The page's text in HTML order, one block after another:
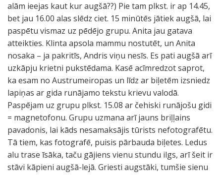
alām ieejas kaut kur augšā??) Pie tam plkst. ir ap 14.45,
bet jau 16.00 alas slēdz ciet. 15 minūtēs jātiek augšā, lai
paspētu vismaz uz pēdējo grupu. Anita jau gatava
atteikties. Klinta apsola mammu nostutēt, un Anita
nosaka – ja pakritīs, Andris viņu nesīs. Es pati augšā arī
uzkāpju krietni pukstēdama. Kasē acīmredzot saprot,
ka esam no Austrumeiropas un līdz ar biļetēm izsniedz
lapiņas ar gida runājamo tekstu krievu valodā.
Paspējam uz grupu plkst. 15.08 ar čehiski runājošu gidi
= magnetofonu. Grupu uzmana arī jauns briļļains
pavadonis, lai kāds nesamaksājis tūrists nefotografētu.
Tā tiem, kas fotografē, puisis pārbauda biļetes. Ledus
alu trase īsāka, taču gājiens vienu stundu ilgs, arī šeit ir
stāvi kāpieni augšā-lejā. Griesti augstāki, tumšie sienu